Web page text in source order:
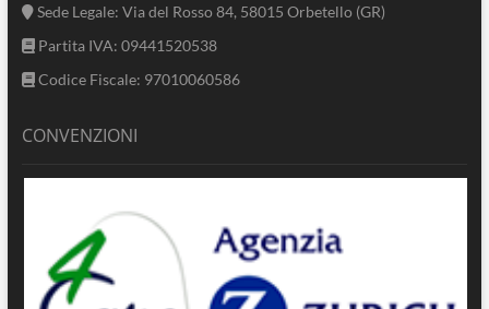
Sede Legale: Via del Rosso 84, 58015 Orbetello (GR)
Partita IVA: 09441520538
Codice Fiscale: 97010060586
CONVENZIONI